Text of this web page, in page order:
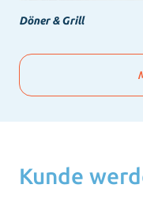
Döner & Grill
Kunde